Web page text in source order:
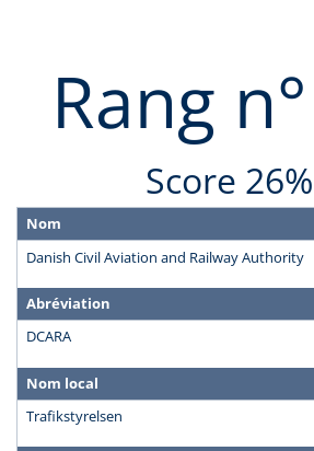
Rang
Score 26%
Nom
Danish Civil Aviation and Railway Authority
Abréviation
DCARA
Nom local
Trafikstyrelsen